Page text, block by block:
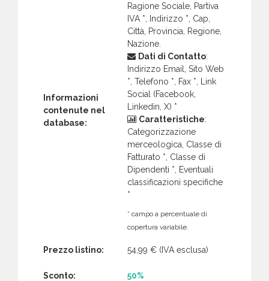
Informazioni
contenute nel
database:
Ragione Sociale, Partiva
IVA *, Indirizzo *, Cap,
Città, Provincia, Regione,
Nazione.
Dati di Contatto:
Indirizzo Email, Sito Web
*, Telefono *, Fax *, Link
Social (Facebook,
Linkedin, X) *
Caratteristiche:
Categorizzazione
merceologica, Classe di
Fatturato *, Classe di
Dipendenti *, Eventuali
classificazioni specifiche
*
* campo a percentuale di
copertura variabile.
Prezzo listino: 54,99 € (IVA esclusa)
Sconto: 50%